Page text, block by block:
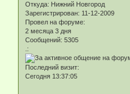
Откуда: Нижний Новгород
Зарегистрирован: 11-12-2009
Провел на форуме:
2 месяца 3 дня
Сообщений: 5305
.:
Последний визит:
Сегодня 13:37:05